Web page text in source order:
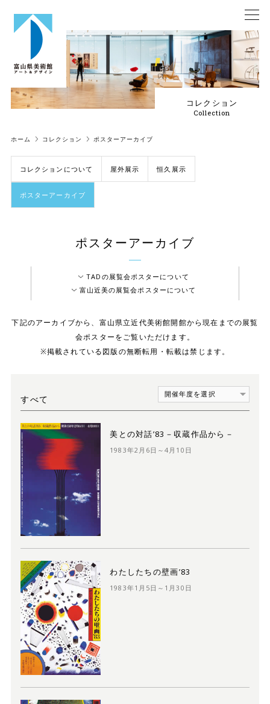
コレクション
Collection
ホーム コレクション ポスターアーカイブ
コレクションについて 屋外展示 恒久展示
ポスターアーカイブ
ポスターアーカイブ
TADの展覧会ポスターについて
富山近美の展覧会ポスターについて
下記のアーカイブから、富山県立近代美術館開館から現在までの展覧
会ポスターをご覧いただけます。
※掲載されている図版の無断転用・転載は禁じます。
すべて
美との対話’83－収蔵作品から－
1983年2月6日～4月10日
わたしたちの壁画’83
1983年1月5日～1月30日